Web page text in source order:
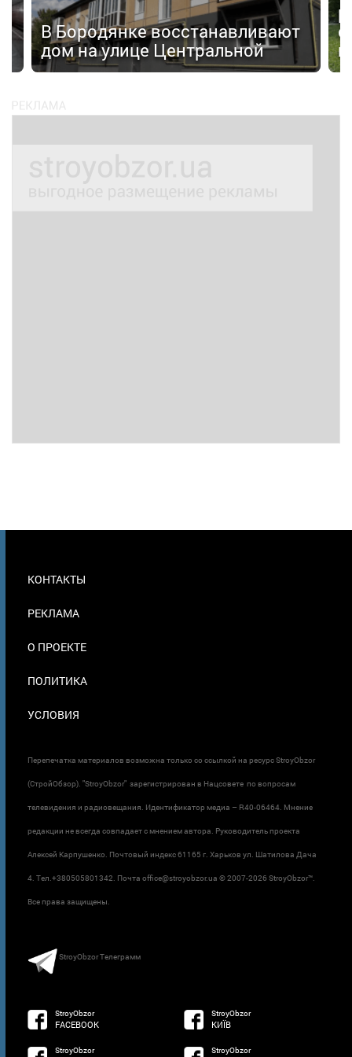
В Бородянке восстанавливают
дом на улице Центральной
В
КОНТАКТЫ
РЕКЛАМА
О ПРОЕКТЕ
ПОЛИТИКА
УСЛОВИЯ
Перепечатка материалов возможна только со ссылкой на ресурс StroyObzor
(СтройОбзор). "StroyObzor" зарегистрирован в Нацсовете по вопросам
телевидения и радиовещания. Идентификатор медиа – R40-06464. Мнение
редакции не всегда совпадает с мнением автора. Руководитель проекта
Алексей Карпушенко. Почтовый индекс 61165 г. Харьков ул. Шатилова Дача
4. Тел.+380505801342. Почта office@stroyobzor.ua © 2007-2026 StroyObzor™.
Все права защищены.
StroyObzor Телеграмм
StroyObzor
FACEBOOK
StroyObzor
КИЇВ
StroyObzor StroyObzor